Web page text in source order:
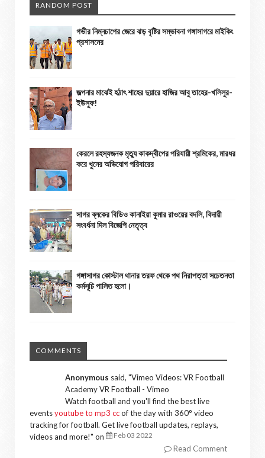
RANDOM POST
গভীর নিম্নচাপের জেরে ঝড় বৃষ্টির সম্ভাবনা গঙ্গাসাগরে মাইকিং
প্রশাসনের
জল্পনার মাঝেই হঠাৎ শাহের দুয়ারে হাজির আবু তাহের-খলিলুর-
ইউসুফ!
কেরলে রহস্যজনক মৃত্যু কাকদ্বীপের পরিযায়ী শ্রমিকের, মারধর
করে খুনের অভিযোগ পরিবারের
সাগর ব্লকের বিডিও কানাইয়া কুমার রাওয়ের বদলি, বিদায়ী
সংবর্ধনা দিল বিজেপি নেতৃত্ব
গঙ্গাসাগর কোস্টাল থানার তরফ থেকে পথ নিরাপত্তা সচেতনতা
কর্মসূচি পালিত হলো।
COMMENTS
Anonymous said, "Vimeo Videos: VR Football
Academy VR Football - Vimeo
Watch football and you'll find the best live
eventsyoutube to mp3 ccof the day with 360° video
tracking for football. Get live football updates, replays,
videos and more!" on Feb 03 2022
Read Comment